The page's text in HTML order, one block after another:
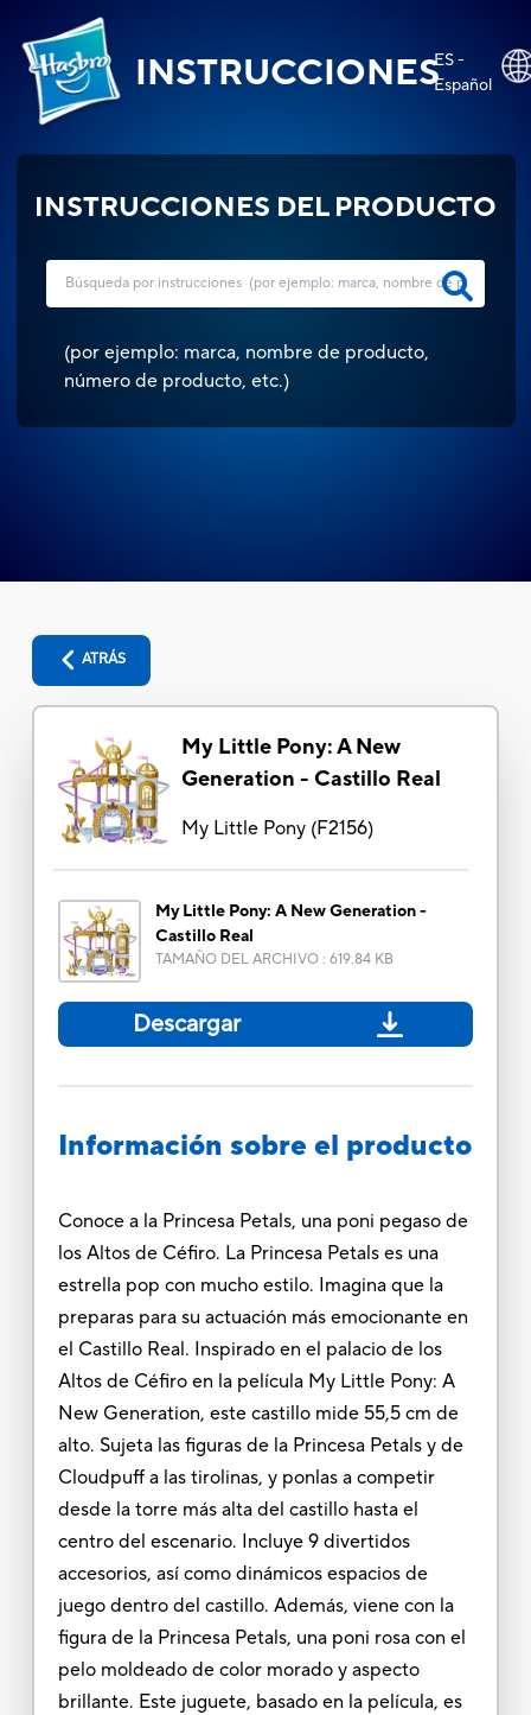
INSTRUCCIONESES -
Español
INSTRUCCIONES DEL PRODUCTO
(por ejemplo: marca, nombre de producto,
número de producto, etc.)
ATRÁS
My Little Pony: A New
Generation - Castillo Real
My Little Pony(F2156)
My Little Pony: A New Generation -
Castillo Real
TAMAÑO DEL ARCHIVO: 619.84 KB
Descargar
Información sobre el producto
Conoce a la Princesa Petals, una poni pegaso de
los Altos de Céfiro. La Princesa Petals es una
estrella pop con mucho estilo. Imagina que la
preparas para su actuación más emocionante en
el Castillo Real. Inspirado en el palacio de los
Altos de Céfiro en la película My Little Pony: A
New Generation, este castillo mide 55,5 cm de
alto. Sujeta las figuras de la Princesa Petals y de
Cloudpuff a las tirolinas, y ponlas a competir
desde la torre más alta del castillo hasta el
centro del escenario. Incluye 9 divertidos
accesorios, así como dinámicos espacios de
juego dentro del castillo. Además, viene con la
figura de la Princesa Petals, una poni rosa con el
pelo moldeado de color morado y aspecto
brillante. Este juguete, basado en la película, es